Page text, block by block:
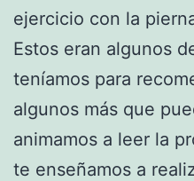
ejercicio con la
Estos eran algunos
teníamos para
algunos más que
animamos a leer la
te enseñamos a